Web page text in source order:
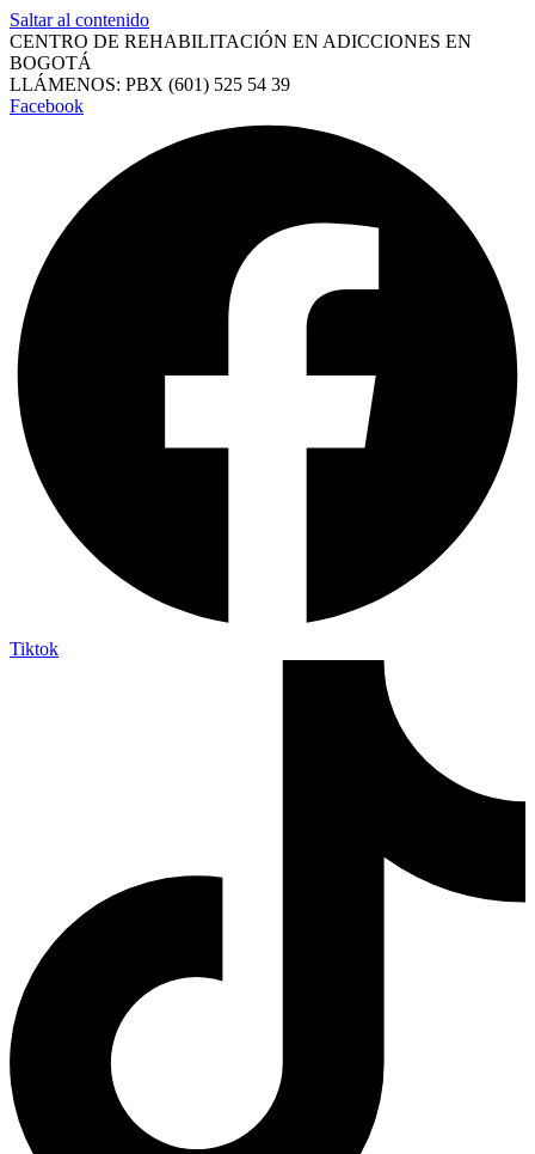
Saltar al contenido
CENTRO DE REHABILITACIÓN EN ADICCIONES EN
BOGOTÁ
LLÁMENOS: PBX (601) 525 54 39
Facebook
Tiktok